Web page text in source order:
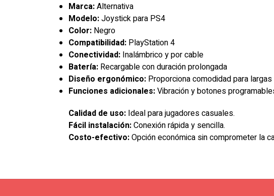
Marca:Alternativa
Modelo:Joystick para PS4
Color:Negro
Compatibilidad: PlayStation 4
Conectividad:Inalámbrico y por cable
Batería:Recargable con duración prolongada
Diseño ergonómico:Proporciona comodidad para
Funciones adicionales:Vibración y botones
Calidad de uso:Ideal para jugadores casuales.
Fácil instalación:Conexión rápida y sencilla.
Costo-efectivo:Opción económica sin comprometer la